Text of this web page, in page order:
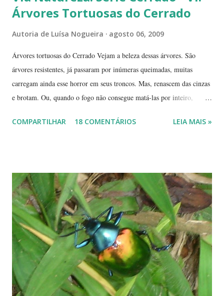
Árvores Tortuosas do Cerrado
Autoria de Luísa Nogueira agosto 06, 2009
Árvores tortuosas do Cerrado Vejam a beleza dessas árvores. São
árvores resistentes, já passaram por inúmeras queimadas, muitas
carregam ainda esse horror em seus troncos. Mas, renascem das cinzas
e brotam. Ou, quando o fogo não consegue matá-las por inteiro,
novas flores e sempre novas sementes. É a esperança, em cada ano, de
estação seca pode durar até 5 meses. Neste período o índice de
umidade relativa do ar chega, muitas vezes, no meio da tarde, a
índices inferiores a 15%. Por isto tantas queimadas acontecem entre
maio e setembro, período de estiagem. Um toco de cigarro ou algumas
brasas que ficaram de um pique-nique pode ser o começo de um
fogaréu. Há também os casos em que o fogo...
COMPARTILHAR 18 COMENTÁRIOS LEIA MAIS »